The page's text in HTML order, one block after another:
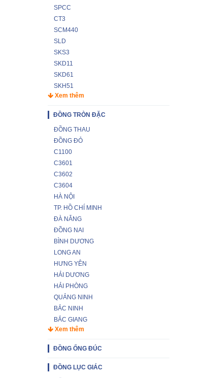
SPCC
CT3
SCM440
SLD
SKS3
SKD11
SKD61
SKH51
Xem thêm
ĐỒNG TRÒN ĐẶC
ĐỒNG THAU
ĐỒNG ĐỎ
C1100
C3601
C3602
C3604
HÀ NỘI
TP. HỒ CHÍ MINH
ĐÀ NẴNG
ĐỒNG NAI
BÌNH DƯƠNG
LONG AN
HƯNG YÊN
HẢI DƯƠNG
HẢI PHÒNG
QUẢNG NINH
BẮC NINH
BẮC GIANG
Xem thêm
ĐỒNG ỐNG ĐÚC
ĐỒNG LỤC GIÁC